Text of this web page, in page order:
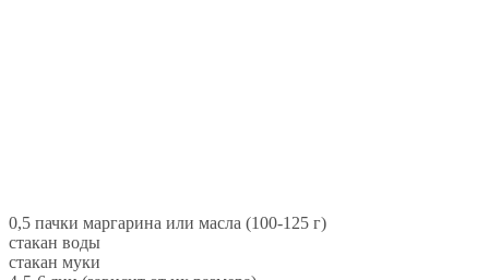
0,5 пачки маргарина или масла (100-125 г)
стакан воды
стакан муки